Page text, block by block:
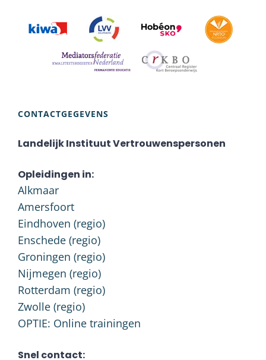
CONTACTGEGEVENS
Landelijk Instituut Vertrouwenspersonen
Opleidingen in:
Alkmaar
Amersfoort
Eindhoven (regio)
Enschede (regio)
Groningen (regio)
Nijmegen (regio)
Rotterdam (regio)
Zwolle (regio)
OPTIE: Online trainingen
Snel contact: